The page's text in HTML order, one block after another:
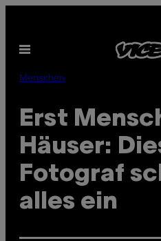
content
Open
Menschen
Erst
Häuser:
Fotograf
alles ein